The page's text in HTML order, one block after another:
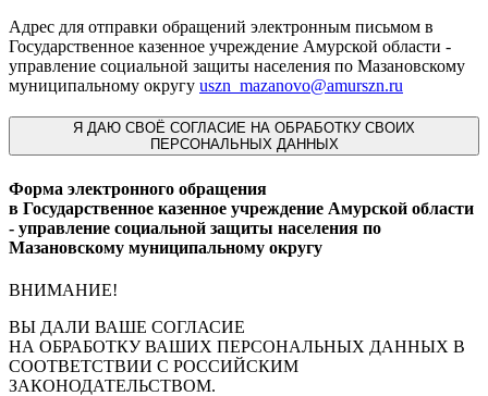
Адрес для отправки обращений электронным письмом в
Государственное казенное учреждение Амурской области -
управление социальной защиты населения по Мазановскому
муниципальному округу uszn_mazanovo@amurszn.ru
Я ДАЮ СВОЁ СОГЛАСИЕ НА ОБРАБОТКУ СВОИХ
ПЕРСОНАЛЬНЫХ ДАННЫХ
Форма электронного обращения
в Государственное казенное учреждение Амурской области
- управление социальной защиты населения по
Мазановскому муниципальному округу
ВНИМАНИЕ!
ВЫ ДАЛИ ВАШЕ СОГЛАСИЕ
НА ОБРАБОТКУ ВАШИХ ПЕРСОНАЛЬНЫХ ДАННЫХ В
СООТВЕТСТВИИ С РОССИЙСКИМ
ЗАКОНОДАТЕЛЬСТВОМ.